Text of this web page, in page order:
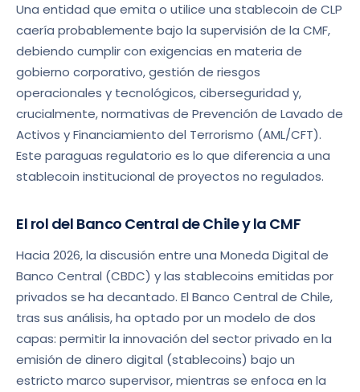
Una entidad que emita o utilice una stablecoin de CLP
caería probablemente bajo la supervisión de la CMF,
debiendo cumplir con exigencias en materia de
gobierno corporativo, gestión de riesgos
operacionales y tecnológicos, ciberseguridad y,
crucialmente, normativas de Prevención de Lavado de
Activos y Financiamiento del Terrorismo (AML/CFT).
Este paraguas regulatorio es lo que diferencia a una
stablecoin institucional de proyectos no regulados.
El rol del Banco Central de Chile y la CMF
Hacia 2026, la discusión entre una Moneda Digital de
Banco Central (CBDC) y las stablecoins emitidas por
privados se ha decantado. El Banco Central de Chile,
tras sus análisis, ha optado por un modelo de dos
capas: permitir la innovación del sector privado en la
emisión de dinero digital (stablecoins) bajo un
estricto marco supervisor, mientras se enfoca en la